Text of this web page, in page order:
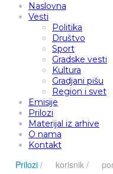
Naslovna
Vesti
Politika
Društvo
Sport
Gradske vesti
Kultura
Gradjani pišu
Region i svet
Emisije
Prilozi
Materijal iz arhive
O nama
Kontakt
Prilozi / korisnik /